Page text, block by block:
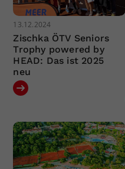
13.12.2024
Zischka ÖTV Seniors
Trophy powered by
HEAD: Das ist 2025
neu